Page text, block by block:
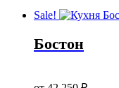
Sale!
Бостон
price